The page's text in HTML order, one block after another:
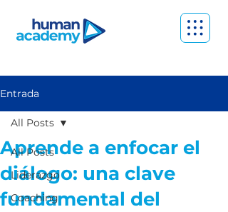
Entrada
All Posts
Liderazgo
Coaching
All Posts
Aprende a enfocar el
diálogo: una clave
fundamental del